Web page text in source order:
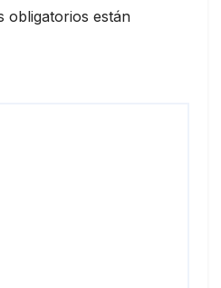
obligatorios están